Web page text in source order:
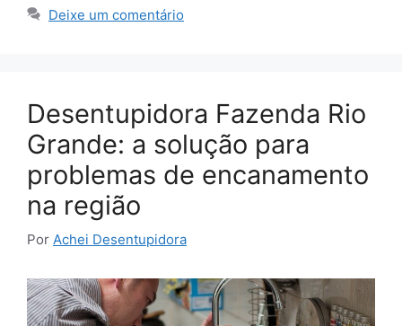
Deixe um comentário
Desentupidora Fazenda Rio
Grande: a solução para
problemas de encanamento
na região
Por Achei Desentupidora